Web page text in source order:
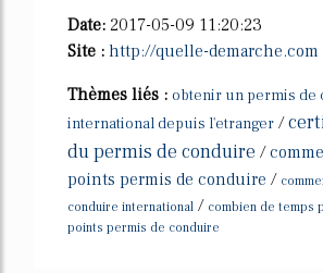
Date: 2017-05-09 11:20:23
Site : http://quelle-demarche.com
Thèmes liés : obtenir un permis de
international depuis l'etranger /
du permis de conduire /
points permis de conduire /
conduire international / combien de temps
points permis de conduire